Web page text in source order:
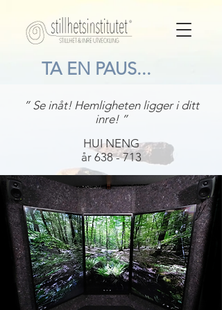
TA EN PAUS...
” Se inåt! Hemligheten ligger i ditt
inre! ”
HUI NENG
år 638 - 713